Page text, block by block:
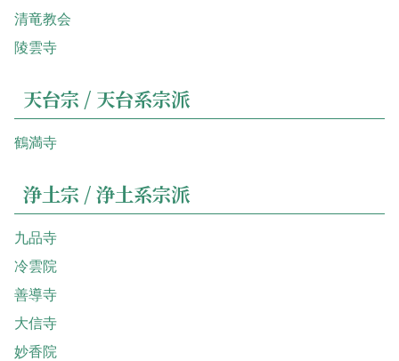
清竜教会
陵雲寺
天台宗 / 天台系宗派
鶴満寺
浄土宗 / 浄土系宗派
九品寺
冷雲院
善導寺
大信寺
妙香院